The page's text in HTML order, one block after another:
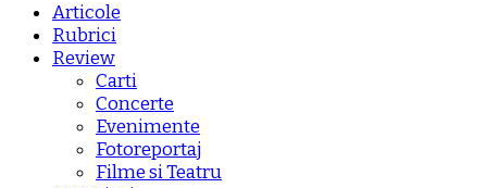
Articole
Rubrici
Review
Carti
Concerte
Evenimente
Fotoreportaj
Filme si Teatru